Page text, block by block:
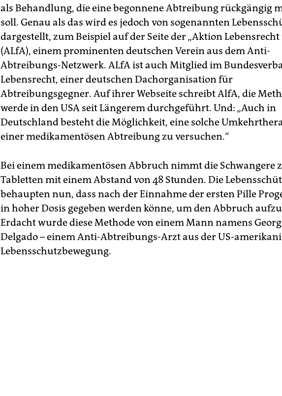
als Behandlung, die eine begonnene Abtreibung rückgängig
soll. Genau als das wird es jedoch von sogenannten
dargestellt, zum Beispiel auf der Seite der „Aktion
(ALfA), einem prominenten deutschen Verein aus dem Anti-
Abtreibungs-Netzwerk. ALfA ist auch Mitglied im
Lebensrecht, einer deutschen Dachorganisation für
Abtreibungsgegner. Auf ihrer Webseite schreibt AlfA, die
werde in den USA seit Längerem durchgeführt. Und: „Auch in
Deutschland besteht die Möglichkeit, eine solche
einer medikamentösen Abtreibung zu versuchen.“
Bei einem medikamentösen Abbruch nimmt die Schwangere
Tabletten mit einem Abstand von 48 Stunden. Die
behaupten nun, dass nach der Einnahme der ersten Pille
in hoher Dosis gegeben werden könne, um den Abbruch
Erdacht wurde diese Methode von einem Mann namens
Delgado – einem Anti-Abtreibungs-Arzt aus der US-
Lebensschutzbewegung.